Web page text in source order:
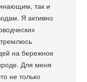
так и
Я активно
на бережное
Для меня
не только